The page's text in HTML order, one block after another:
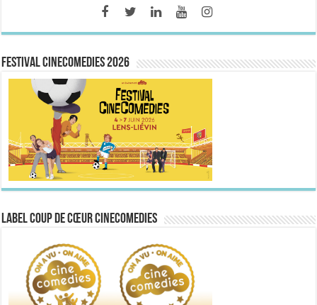
FESTIVAL CINECOMEDIES 2026
Label Coup de Cœur CineComedies